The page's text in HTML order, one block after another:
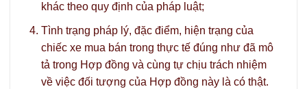
khác theo quy định của pháp luật;
Tình trạng pháp lý, đặc điểm, hiện trạng của
chiếc xe mua bán trong thực tế đúng như đã mô
tả trong Hợp đồng và cùng tự chịu trách nhiệm
về việc đối tượng của Hợp đồng này là có thật.